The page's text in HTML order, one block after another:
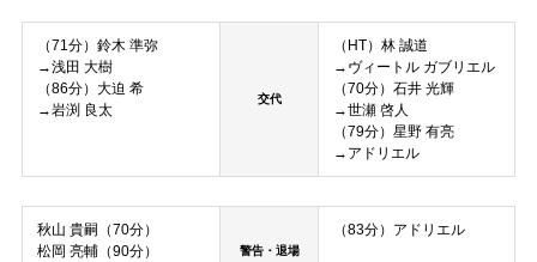
（71分）鈴木 準弥
→浅田 大樹
（86分）大迫 希
→岩渕 良太
交代
（HT）林 誠道
→ヴィートル ガブリエル
（70分）石井 光輝
→世瀬 啓人
（79分）星野 有亮
→アドリエル
秋山 貴嗣（70分）
松岡 亮輔（90分）
警告・退場
（83分）アドリエル